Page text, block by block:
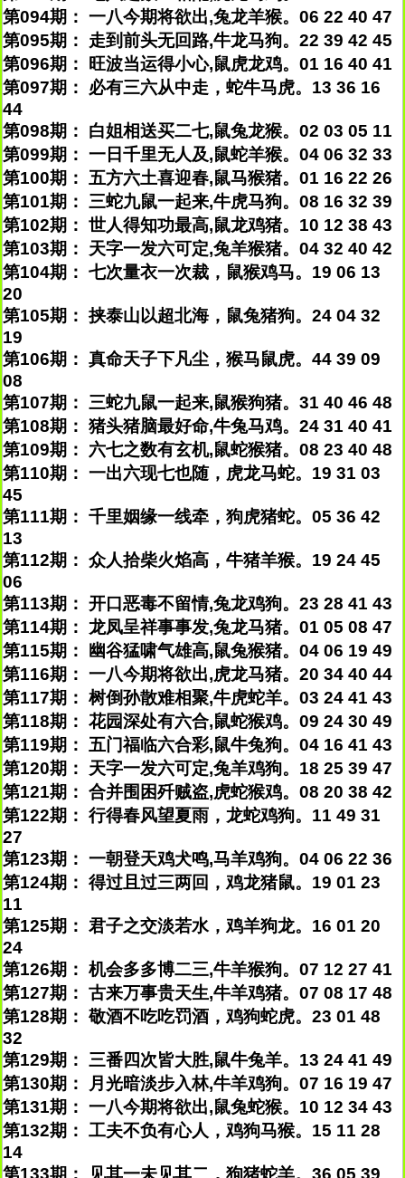
第094期： 一八今期将欲出,兔龙羊猴。06 22 40 47
第095期： 走到前头无回路,牛龙马狗。22 39 42 45
第096期： 旺波当运得小心,鼠虎龙鸡。01 16 40 41
第097期： 必有三六从中走，蛇牛马虎。13 36 16
44
第098期： 白姐相送买二七,鼠兔龙猴。02 03 05 11
第099期： 一日千里无人及,鼠蛇羊猴。04 06 32 33
第100期： 五方六土喜迎春,鼠马猴猪。01 16 22 26
第101期： 三蛇九鼠一起来,牛虎马狗。08 16 32 39
第102期： 世人得知功最高,鼠龙鸡猪。10 12 38 43
第103期： 天字一发六可定,兔羊猴猪。04 32 40 42
第104期： 七次量衣一次裁，鼠猴鸡马。19 06 13
20
第105期： 挟泰山以超北海，鼠兔猪狗。24 04 32
19
第106期： 真命天子下凡尘，猴马鼠虎。44 39 09
08
第107期： 三蛇九鼠一起来,鼠猴狗猪。31 40 46 48
第108期： 猪头猪脑最好命,牛兔马鸡。24 31 40 41
第109期： 六七之数有玄机,鼠蛇猴猪。08 23 40 48
第110期： 一出六现七也随，虎龙马蛇。19 31 03
45
第111期： 千里姻缘一线牵，狗虎猪蛇。05 36 42
13
第112期： 众人拾柴火焰高，牛猪羊猴。19 24 45
06
第113期： 开口恶毒不留情,兔龙鸡狗。23 28 41 43
第114期： 龙凤呈祥事事发,兔龙马猪。01 05 08 47
第115期： 幽谷猛啸气雄高,鼠兔猴猪。04 06 19 49
第116期： 一八今期将欲出,虎龙马猪。20 34 40 44
第117期： 树倒孙散难相聚,牛虎蛇羊。03 24 41 43
第118期： 花园深处有六合,鼠蛇猴鸡。09 24 30 49
第119期： 五门福临六合彩,鼠牛兔狗。04 16 41 43
第120期： 天字一发六可定,兔羊鸡狗。18 25 39 47
第121期： 合并围困歼贼盗,虎蛇猴鸡。08 20 38 42
第122期： 行得春风望夏雨，龙蛇鸡狗。11 49 31
27
第123期： 一朝登天鸡犬鸣,马羊鸡狗。04 06 22 36
第124期： 得过且过三两回，鸡龙猪鼠。19 01 23
11
第125期： 君子之交淡若水，鸡羊狗龙。16 01 20
24
第126期： 机会多多博二三,牛羊猴狗。07 12 27 41
第127期： 古来万事贵天生,牛羊鸡猪。07 08 17 48
第128期： 敬酒不吃吃罚酒，鸡狗蛇虎。23 01 48
32
第129期： 三番四次皆大胜,鼠牛兔羊。13 24 41 49
第130期： 月光暗淡步入林,牛羊鸡狗。07 16 19 47
第131期： 一八今期将欲出,鼠兔蛇猴。10 12 34 43
第132期： 工夫不负有心人，鸡狗马猴。15 11 28
14
第133期： 见其一未见其二，狗猪蛇羊。36 05 39